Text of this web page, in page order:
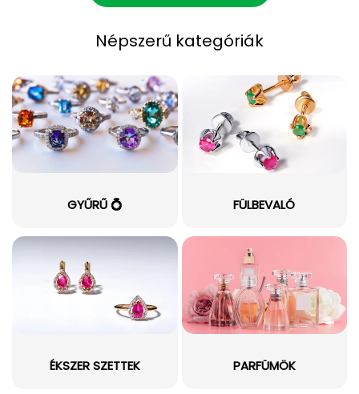
Népszerű kategóriák
GYŰRŰ 💍 FÜLBEVALÓ
ÉKSZER SZETTEK PARFÜMÖK